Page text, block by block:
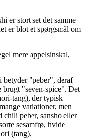
er stort set det samme
er blot et spørgsmål om
mere appelsinskal,
betyder "peber", deraf
brugt "seven-spice". Det
tang), der typisk
variationer, men
chili peber, sansho eller
sesamfrø, hvide
(tang).